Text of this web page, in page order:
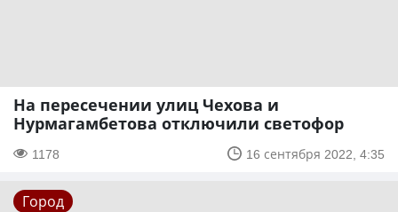
На пересечении улиц Чехова и
Нурмагамбетова отключили светофор
1178 16 сентября 2022, 4:35
Город